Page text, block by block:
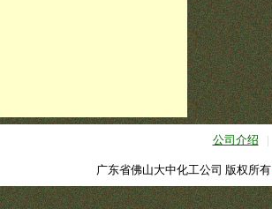
公司介绍 |
广东省佛山大中化工公司 版权所有